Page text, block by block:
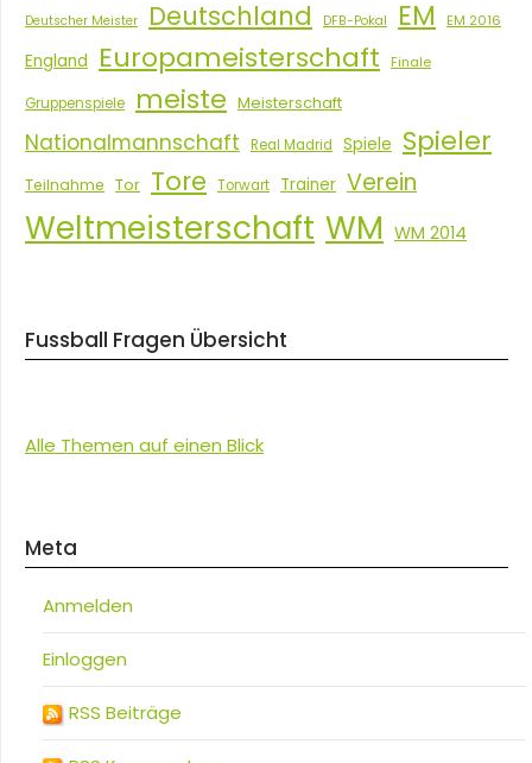
Deutscher Meister Deutschland DFB-Pokal EM EM 2016
England Europameisterschaft Finale
Gruppenspiele meiste Meisterschaft
Nationalmannschaft Real Madrid Spiele Spieler
Teilnahme Tor Tore Torwart Trainer Verein
Weltmeisterschaft WM WM 2014
Fussball Fragen Übersicht
Alle Themen auf einen Blick
Meta
Anmelden
Einloggen
RSS Beiträge